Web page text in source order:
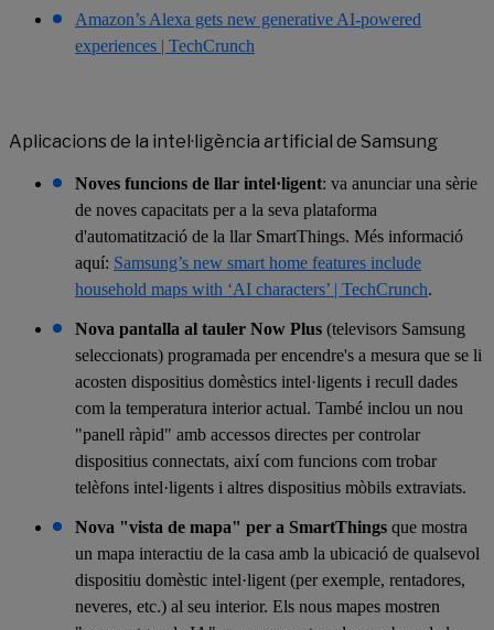
Amazon’s Alexa gets new generative AI-powered
experiences | TechCrunch
Aplicacions de la intel·ligència artificial de Samsung
Noves funcions de llar intel·ligent: va anunciar una sèrie
de noves capacitats per a la seva plataforma
d'automatització de la llar SmartThings. Més informació
aquí: Samsung’s new smart home features include
household maps with ‘AI characters’ | TechCrunch.
Nova pantalla al tauler Now Plus (televisors Samsung
seleccionats) programada per encendre's a mesura que se li
acosten dispositius domèstics intel·ligents i recull dades
com la temperatura interior actual. També inclou un nou
"panell ràpid" amb accessos directes per controlar
dispositius connectats, així com funcions com trobar
telèfons intel·ligents i altres dispositius mòbils extraviats.
Nova "vista de mapa" per a SmartThings que mostra
un mapa interactiu de la casa amb la ubicació de qualsevol
dispositiu domèstic intel·ligent (per exemple, rentadores,
neveres, etc.) al seu interior. Els nous mapes mostren